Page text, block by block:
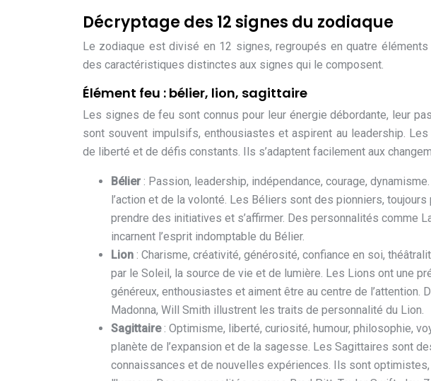
Décryptage des 12 signes du zodiaque
Le zodiaque est divisé en 12 signes, regroupés en quatre
des caractéristiques distinctes aux signes qui le composent.
Élément feu : bélier, lion, sagittaire
Les signes de feu sont connus pour leur énergie débordante, leur
sont souvent impulsifs, enthousiastes et aspirent au leadership.
de liberté et de défis constants. Ils s’adaptent facilement aux
Bélier : Passion, leadership, indépendance, courage,
l’action et de la volonté. Les Béliers sont des pionniers,
prendre des initiatives et s’affirmer. Des personnalités comme
incarnent l’esprit indomptable du Bélier.
Lion : Charisme, créativité, générosité, confiance en soi,
par le Soleil, la source de vie et de lumière. Les Lions ont une
généreux, enthousiastes et aiment être au centre de
Madonna, Will Smith illustrent les traits de personnalité du Lion.
Sagittaire: Optimisme, liberté, curiosité, humour, philosophie,
planète de l’expansion et de la sagesse. Les Sagittaires sont
connaissances et de nouvelles expériences. Ils sont